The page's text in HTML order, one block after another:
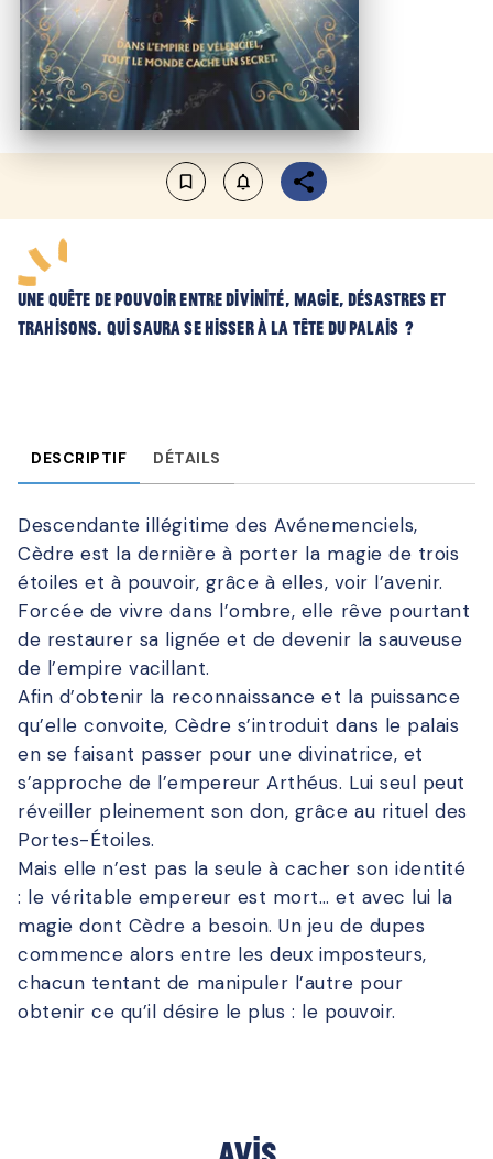
bookmark_border notifications_none_outlined
Une quête de pouvoir entre divinité, magie, désastres et
trahisons. Qui saura se hisser à la tête du palais ?
DESCRIPTIF DÉTAILS
Descendante illégitime des Avénemenciels,
Cèdre est la dernière à porter la magie de trois
étoiles et à pouvoir, grâce à elles, voir l’avenir.
Forcée de vivre dans l’ombre, elle rêve pourtant
de restaurer sa lignée et de devenir la sauveuse
de l’empire vacillant.
Afin d’obtenir la reconnaissance et la puissance
qu’elle convoite, Cèdre s’introduit dans le palais
en se faisant passer pour une divinatrice, et
s’approche de l’empereur Arthéus. Lui seul peut
réveiller pleinement son don, grâce au rituel des
Portes-Étoiles.
Mais elle n’est pas la seule à cacher son identité
: le véritable empereur est mort… et avec lui la
magie dont Cèdre a besoin. Un jeu de dupes
commence alors entre les deux imposteurs,
chacun tentant de manipuler l’autre pour
obtenir ce qu’il désire le plus : le pouvoir.